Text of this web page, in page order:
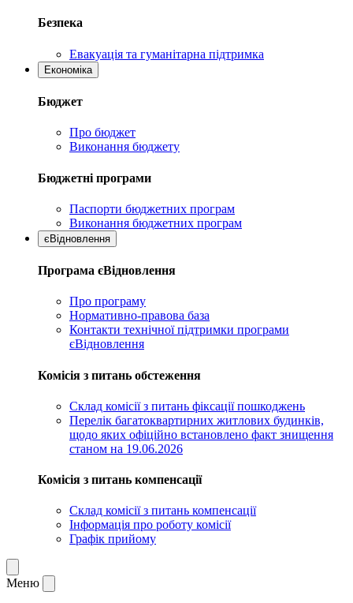
Безпека
Евакуація та гуманітарна підтримка
Економіка
Бюджет
Про бюджет
Виконання бюджету
Бюджетні програми
Паспорти бюджетних програм
Виконання бюджетних програм
єВідновлення
Програма єВідновлення
Про програму
Нормативно-правова база
Контакти технічної підтримки програми
єВідновлення
Комісія з питань обстеження
Склад комісії з питань фіксації пошкоджень
Перелік багатоквартирних житлових будинків,
щодо яких офіційно встановлено факт знищення
станом на 19.06.2026
Комісія з питань компенсації
Склад комісії з питань компенсації
Інформація про роботу комісії
Графік прийому
Меню